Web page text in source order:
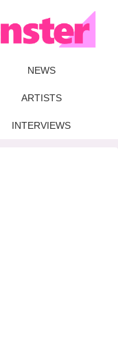
NEWS
ARTISTS
INTERVIEWS